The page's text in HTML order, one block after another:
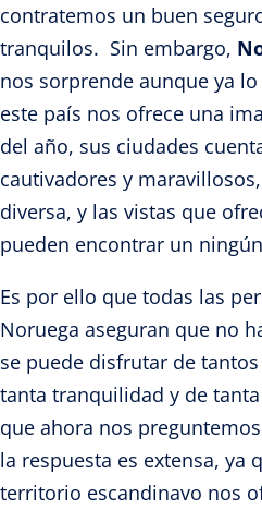
contratemos un buen
tranquilos. Sin embargo,
nos sorprende aunque ya
este país nos ofrece una
del año, sus ciudades
cautivadores y
diversa, y las vistas que
pueden encontrar un
Es por ello que todas las
Noruega aseguran que no
se puede disfrutar de
tanta tranquilidad y de
que ahora nos preguntemos
la respuesta es extensa, ya
territorio escandinavo nos